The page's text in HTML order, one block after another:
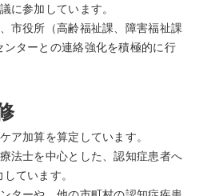
に参加しています。
市役所（高齢福祉課、障害福祉課
ターとの連絡強化を積極的に行
ア加算を算定しています。
法士を中心とした、認知症患者へ
ています。